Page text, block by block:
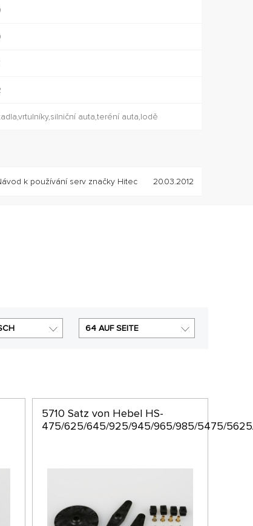
auta,teréní auta,lodě
k používání serv značky Hitec 20.03.2012
64 AUF SEITE
5710 Satz von Hebel HS-
475/625/645/925/945/965/985/5475/